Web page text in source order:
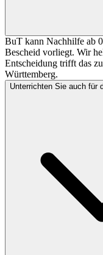
BuT kann Nachhilfe ab
Bescheid vorliegt. Wir
Entscheidung trifft das
Württemberg.
Unterrichten Sie auch für